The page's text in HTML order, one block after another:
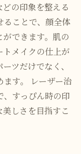
の印象を整える
ることで、顔全体
できます。肌の
トメイクの仕上が
ツだけでなく、
す。 レーザー治
すっぴん時の印
しさを目指すこ